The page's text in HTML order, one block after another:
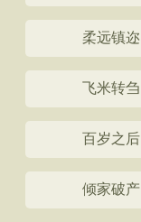
柔远镇迩
飞米转刍
百岁之后
倾家破产